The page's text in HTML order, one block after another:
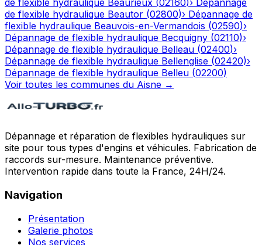
de flexible hydraulique Beaurieux (02160)› Dépannage
de flexible hydraulique Beautor (02800)› Dépannage de
flexible hydraulique Beauvois-en-Vermandois (02590)›
Dépannage de flexible hydraulique Becquigny (02110)›
Dépannage de flexible hydraulique Belleau (02400)›
Dépannage de flexible hydraulique Bellenglise (02420)›
Dépannage de flexible hydraulique Belleu (02200)
Voir toutes les communes du Aisne →
Dépannage et réparation de flexibles hydrauliques sur
site pour tous types d'engins et véhicules. Fabrication de
raccords sur-mesure. Maintenance préventive.
Intervention rapide dans toute la France, 24H/24.
Navigation
Présentation
Galerie photos
Nos services